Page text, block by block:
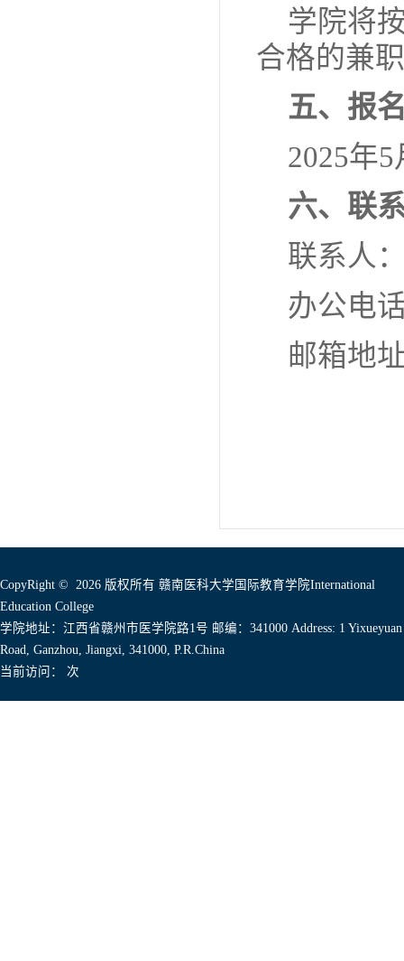
学院将
合格的兼
五、报
2025年5
六、联
联系人
办公电
邮箱地
CopyRight © 2026 版权所有 赣南医科大学国际教育学院International
Education College
学院地址：江西省赣州市医学院路1号 邮编：341000 Address: 1 Yixueyuan
Road, Ganzhou, Jiangxi, 341000, P.R.China
当前访问：
次